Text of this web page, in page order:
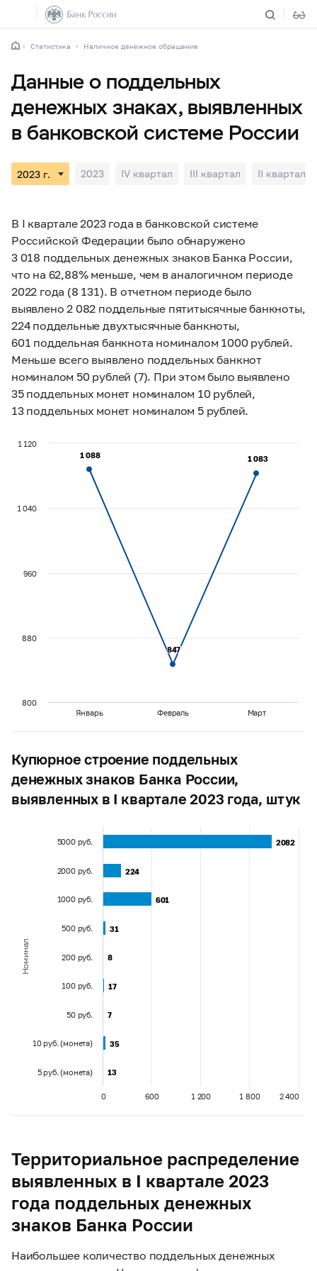
Статистика Наличное денежное обращение
Данные о поддельных
денежных знаках, выявленных
в банковской системе России
2023 IV квартал III квартал II квартал
В I квартале 2023 года в банковской системе
Российской Федерации было обнаружено
3 018 поддельных денежных знаков Банка России,
что на 62,88% меньше, чем в аналогичном периоде
2022 года (8 131). В отчетном периоде было
выявлено 2 082 поддельные пятитысячные банкноты,
224 поддельные двухтысячные банкноты,
601 поддельная банкнота номиналом 1000 рублей.
Меньше всего выявлено поддельных банкнот
номиналом 50 рублей (7). При этом было выявлено
35 поддельных монет номиналом 10 рублей,
13 поддельных монет номиналом 5 рублей.
1 088
1 088
847
847
1 083
1 083
Январь Февраль Март
800
880
960
1 040
1 120
Купюрное строение поддельных
денежных знаков Банка России,
выявленных в I квартале 2023 года, штук
Номинал
2082
2082
224
224
601
601
31
31
8
8
17
17
7
7
35
35
13
13
5000 руб.
2000 руб.
1000 руб.
500 руб.
200 руб.
100 руб.
50 руб.
10 руб. (монета)
5 руб. (монета)
0 600 1 200 1 800 2 400
Территориальное распределение
выявленных в I квартале 2023
года поддельных денежных
знаков Банка России
Наибольшее количество поддельных денежных